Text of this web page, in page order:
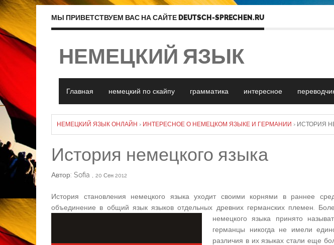
МЫ ПРИВЕТСТВУЕМ ВАС НА САЙТЕ DEUTSCH-SPRECHEN.RU
НЕМЕЦКИЙ ЯЗЫК
Главная немецкий по скайпу грамматика интересное
НЕМЕЦКИЙ ЯЗЫК ОНЛАЙН › ИНТЕРЕСНОЕ О НЕМЕЦКОМ ЯЗЫКЕ И ГЕРМАНИИ › ИСТОРИЯ
История немецкого языка
Автор: Sofia 20 Сен 2012
История становления немецкого языка уходит своими корнями в раннее
объединение в общий язык языков отдельных древних германских племен.
немецкого языка принято
германцы никогда не имели
различия в их языках стали еще